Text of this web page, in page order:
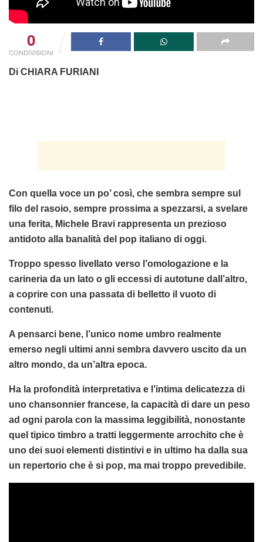
0
CONDIVISIONI
Di CHIARA FURIANI
Con quella voce un po’ così, che sembra sempre sul
filo del rasoio, sempre prossima a spezzarsi, a svelare
una ferita, Michele Bravi rappresenta un prezioso
antidoto alla banalità del pop italiano di oggi.
Troppo spesso livellato verso l’omologazione e la
carineria da un lato o gli eccessi di autotune dall’altro,
a coprire con una passata di belletto il vuoto di
contenuti.
A pensarci bene, l’unico nome umbro realmente
emerso negli ultimi anni sembra davvero uscito da un
altro mondo, da un’altra epoca.
Ha la profondità interpretativa e l’intima delicatezza di
uno chansonnier francese, la capacità di dare un peso
ad ogni parola con la massima leggibilità, nonostante
quel tipico timbro a tratti leggermente arrochito che è
uno dei suoi elementi distintivi e in ultimo ha dalla sua
un repertorio che è si pop, ma mai troppo prevedibile.